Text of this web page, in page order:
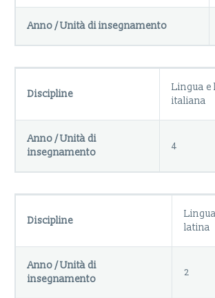
Anno / Unità di insegnamento
Discipline
Lingua e
italiana
Anno / Unità di
insegnamento
4
Discipline
latina
Anno / Unità di
insegnamento
2